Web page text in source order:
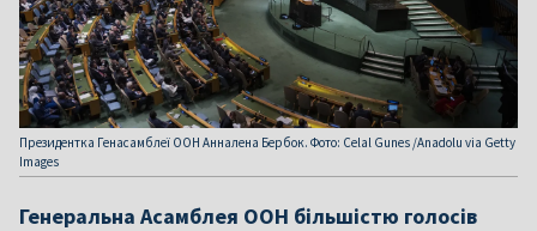
Президентка Генасамблеї ООН Анналена Бербок. Фото: Celal Gunes /Anadolu via Getty
Images
Генеральна Асамблея ООН більшістю голосів